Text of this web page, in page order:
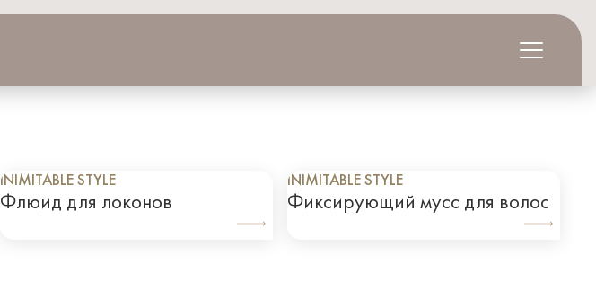
INIMITABLE STYLE
Флюид для локонов
INIMITABLE STYLE
Фиксирующий мусс для волос